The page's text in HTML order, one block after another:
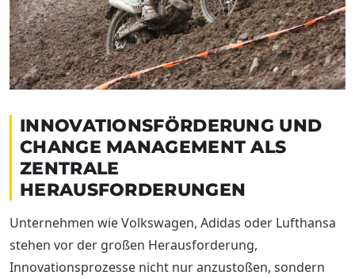
INNOVATIONSFÖRDERUNG UND
CHANGE MANAGEMENT ALS
ZENTRALE
HERAUSFORDERUNGEN
Unternehmen wie Volkswagen, Adidas oder Lufthansa
stehen vor der großen Herausforderung,
Innovationsprozesse nicht nur anzustoßen, sondern